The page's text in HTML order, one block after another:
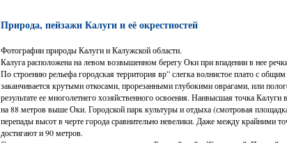
Природа, пейзажи Калуги и её окрестностей
Фотографии природы Калуги и Калужской области.
Калуга расположена на левом возвышенном берегу Оки при впадении в нее
По строению рельефа городская территория вр” слегка волнистое плато с
заканчивается крутыми откосами, прорезанными глубокими оврагами, или
результате ее многолетнего хозяйственного освоения. Наивысшая точка
на 88 метров выше Оки. Городской парк культуры и отдыха (смотровая
перепады высот в черте города сравнительно невелики. Даже между крайними
достигают и 90 метров.